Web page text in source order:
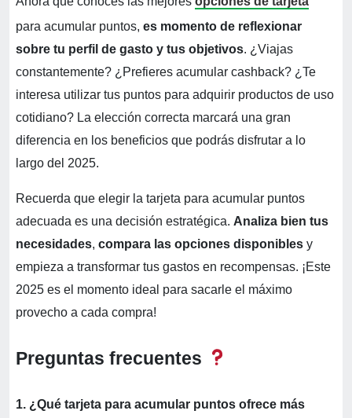
para acumular puntos, es momento de reflexionar
sobre tu perfil de gasto y tus objetivos. ¿Viajas
constantemente? ¿Prefieres acumular cashback? ¿Te
interesa utilizar tus puntos para adquirir productos de uso
cotidiano? La elección correcta marcará una gran
diferencia en los beneficios que podrás disfrutar a lo
largo del 2025.
Recuerda que elegir la tarjeta para acumular puntos
adecuada es una decisión estratégica. Analiza bien tus
necesidades, compara las opciones disponibles y
empieza a transformar tus gastos en recompensas. ¡Este
2025 es el momento ideal para sacarle el máximo
provecho a cada compra!
Preguntas frecuentes
1. ¿Qué tarjeta para acumular puntos ofrece más